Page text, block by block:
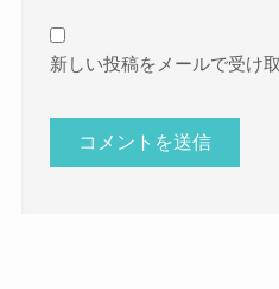
新しい投稿をメールで受け